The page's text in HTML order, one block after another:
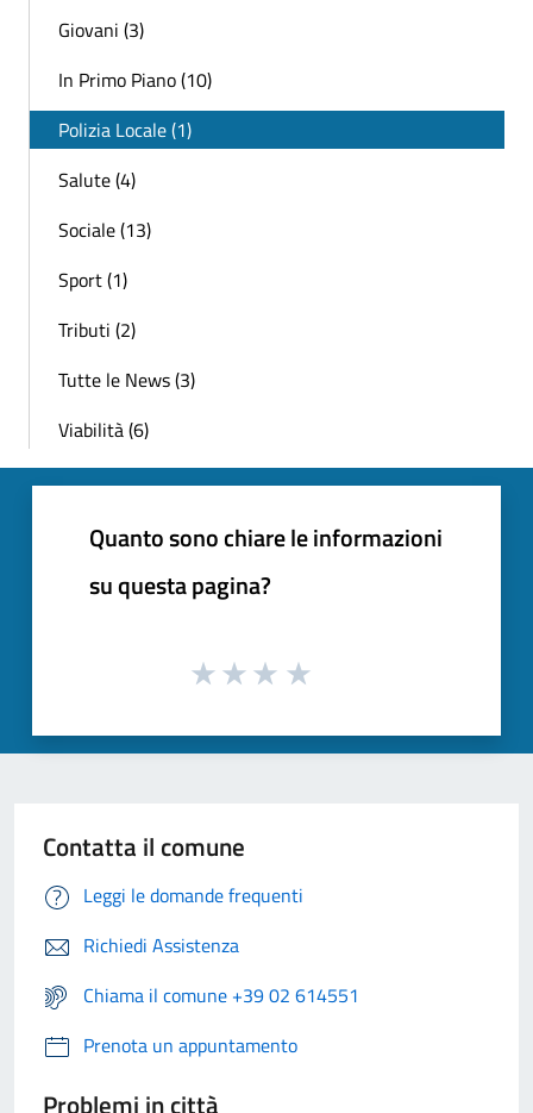
Giovani (3)
In Primo Piano (10)
Polizia Locale (1)
Salute (4)
Sociale (13)
Sport (1)
Tributi (2)
Tutte le News (3)
Viabilità (6)
Quanto sono chiare le informazioni
su questa pagina?
Contatta il comune
Leggi le domande frequenti
Richiedi Assistenza
Chiama il comune +39 02 614551
Prenota un appuntamento
Problemi in città